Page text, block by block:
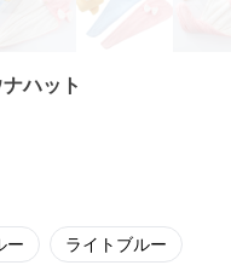
ハット
ー ライトブルー